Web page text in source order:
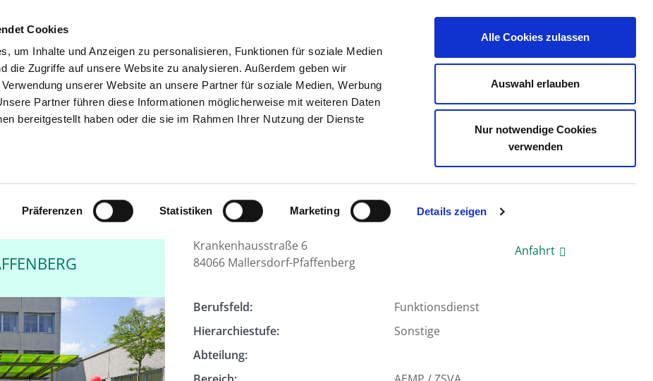
Cookies
um Inhalte und Anzeigen zu personalisieren, Funktionen für soziale Medien
die Zugriffe auf unsere Website zu analysieren. Außerdem geben wir
unserer Website an unsere Partner für soziale Medien, Werbung
Partner führen diese Informationen möglicherweise mit weiteren Daten
bereitgestellt haben oder die sie im Rahmen Ihrer Nutzung der Dienste
Präferenzen Statistiken Marketing Details zeigen
Alle Cookies zulassen
Auswahl erlauben
Nur notwendige Cookies
verwenden
SUCHEN TIPPS & HILFE DAS VERZEICHNIS STELLENBÖRSE KONTAKT
MITARBEITER (M/W/D) FÜR DIE ABTEILUNG ZUR
AUFBEREITUNG DER OPERATIONSINSTRUMENTE (AEMP
/ ZSVA)
Krankenhausstraße 6
84066 Mallersdorf-Pfaffenberg
Anfahrt
Berufsfeld:
Funktionsdienst
Hierarchiestufe:
Sonstige
Abteilung: